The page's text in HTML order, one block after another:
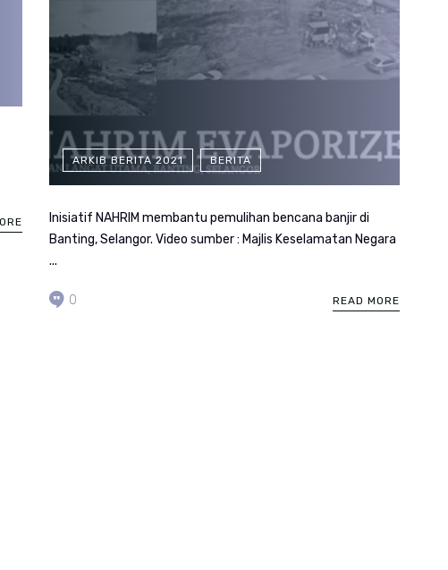
ARKIB BERITA 2021 BERITA
Inisiatif NAHRIM membantu pemulihan bencana banjir di
Banting, Selangor. Video sumber : Majlis Keselamatan Negara
...
READ MORE
0